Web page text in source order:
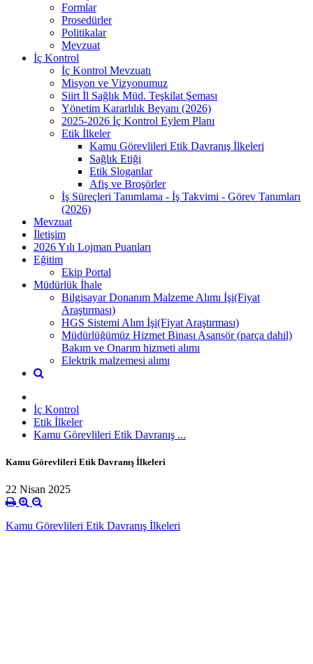
Formlar
Prosedürler
Politikalar
Mevzuat
İç Kontrol
İç Kontrol Mevzuatı
Misyon ve Vizyonumuz
Siirt İl Sağlık Müd. Teşkilat Şeması
Yönetim Kararlılık Beyanı (2026)
2025-2026 İç Kontrol Eylem Planı
Etik İlkeler
Kamu Görevlileri Etik Davranış İlkeleri
Sağlık Etiği
Etik Sloganlar
Afiş ve Broşörler
İş Süreçleri Tanımlama - İş Takvimi - Görev Tanımları
(2026)
Mevzuat
İletişim
2026 Yılı Lojman Puanları
Eğitim
Ekip Portal
Müdürlük İhale
Bilgisayar Donanım Malzeme Alımı İşi(Fiyat
Araştırması)
HGS Sistemi Alım İşi(Fiyat Araştırması)
Müdürlüğümüz Hizmet Binası Asansör (parça dahil)
Bakım ve Onarım hizmeti alımı
Elektrik malzemesi alımı
İç Kontrol
Etik İlkeler
Kamu Görevlileri Etik Davranış ...
Kamu Görevlileri Etik Davranış İlkeleri
22 Nisan 2025
Kamu Görevlileri Etik Davranış İlkeleri